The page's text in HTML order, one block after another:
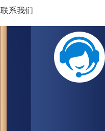
联系我们